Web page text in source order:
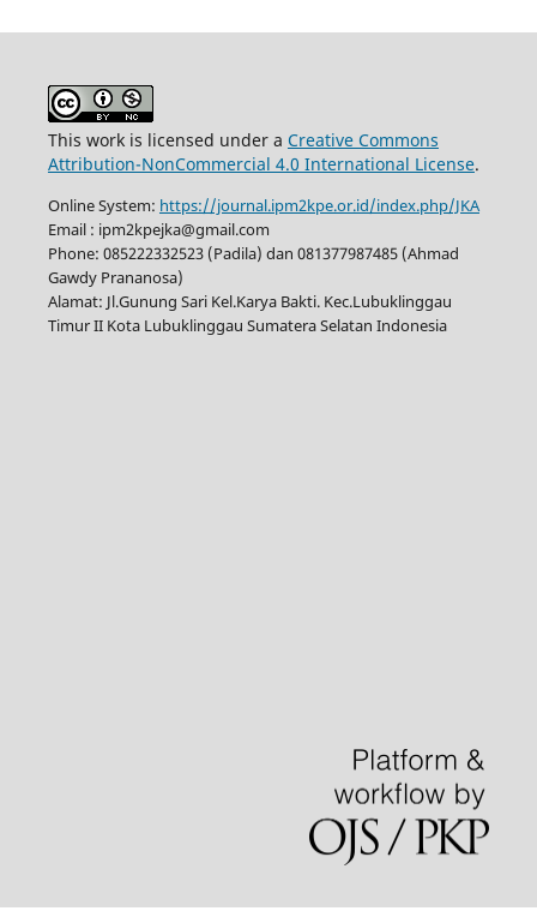
This work is licensed under a Creative Commons
Attribution-NonCommercial 4.0 International License.
Online System: https://journal.ipm2kpe.or.id/index.php/JKA
Email : ipm2kpejka@gmail.com
Phone: 085222332523 (Padila) dan 081377987485 (Ahmad
Gawdy Prananosa)
Alamat: Jl.Gunung Sari Kel.Karya Bakti. Kec.Lubuklinggau
Timur II Kota Lubuklinggau Sumatera Selatan Indonesia